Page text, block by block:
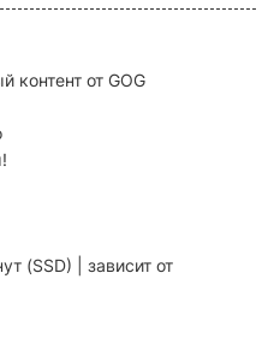
контент от GOG
(SSD) | зависит от